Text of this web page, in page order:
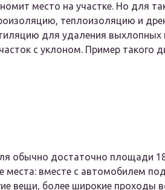
место на участке. Но для
теплоизоляцию и
для удаления выхлопных
с уклоном. Пример такого
обычно достаточно площади
места: вместе с автомобилем
вещи, более широкие проходы